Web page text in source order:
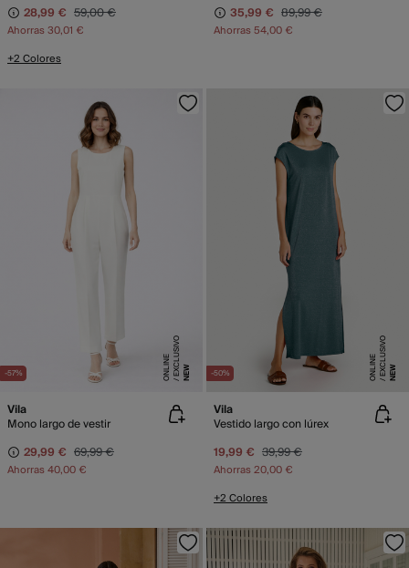
28,99 € 59,00 €
Ahorras30,01 €
+2 Colores
35,99 € 89,99 €
Ahorras54,00 €
-57% NEW
E
X
C
L
USI
V
O
O
N
LI
N
E
Vila
Mono largo de vestir
29,99 € 69,99 €
Ahorras40,00 €
-50% NEW
E
X
C
L
USI
V
O
O
N
LI
N
E
Vila
Vestido largo con lúrex
19,99 € 39,99 €
Ahorras20,00 €
+2 Colores